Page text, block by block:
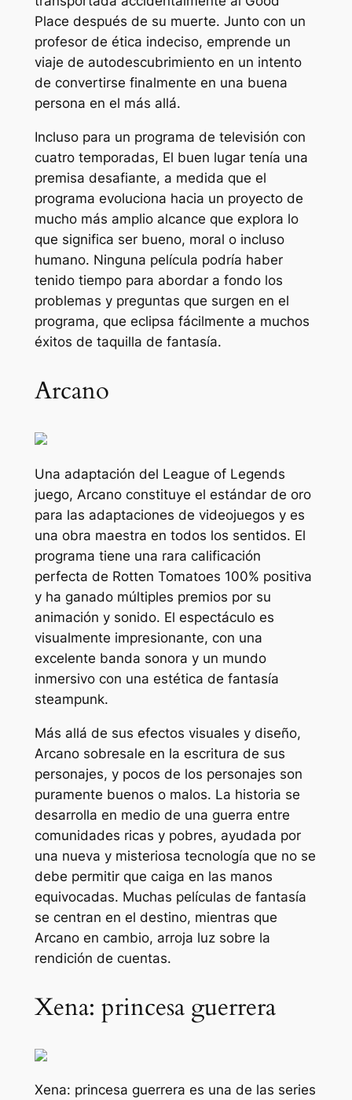
Place después de su muerte. Junto con un
profesor de ética indeciso, emprende un
viaje de autodescubrimiento en un intento
de convertirse finalmente en una buena
persona en el más allá.
Incluso para un programa de televisión con
cuatro temporadas, El buen lugartenía una
premisa desafiante, a medida que el
programa evoluciona hacia un proyecto de
mucho más amplio alcance que explora lo
que significa ser bueno, moral o incluso
humano. Ninguna película podría haber
tenido tiempo para abordar a fondo los
problemas y preguntas que surgen en el
programa, que eclipsa fácilmente a muchos
éxitos de taquilla de fantasía.
Arcano
Una adaptación del League of Legends
juego, Arcanoconstituye el estándar de oro
para las adaptaciones de videojuegos y es
una obra maestra en todos los sentidos. El
programa tiene una rara calificación
perfecta de Rotten Tomatoes 100% positiva
y ha ganado múltiples premios por su
animación y sonido. El espectáculo es
visualmente impresionante, con una
excelente banda sonora y un mundo
inmersivo con una estética de fantasía
steampunk.
Más allá de sus efectos visuales y diseño,
Arcanosobresale en la escritura de sus
personajes, y pocos de los personajes son
puramente buenos o malos. La historia se
desarrolla en medio de una guerra entre
comunidades ricas y pobres, ayudada por
una nueva y misteriosa tecnología que no se
debe permitir que caiga en las manos
equivocadas. Muchas películas de fantasía
se centran en el destino, mientras que
Arcanoen cambio, arroja luz sobre la
rendición de cuentas.
Xena: princesa guerrera
Xena: princesa guerrera es una de las series